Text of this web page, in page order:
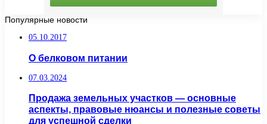
Популярные новости
05.10.2017
О белковом питании
07.03.2024
Продажа земельных участков — основные
аспекты, правовые нюансы и полезные советы
для успешной сделки